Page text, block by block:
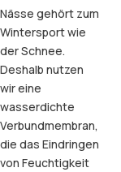
Nässe gehört zum
Wintersport wie
der Schnee.
Deshalb nutzen
wir eine
wasserdichte
Verbundmembran,
die das Eindringen
von Feuchtigkeit